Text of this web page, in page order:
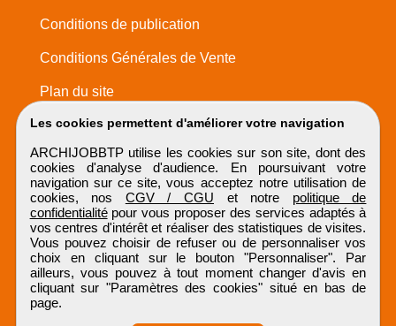
Les cookies permettent d'améliorer votre navigation
ARCHIJOBBTP utilise les cookies sur son site, dont des
cookies d'analyse d'audience. En poursuivant votre
navigation sur ce site, vous acceptez notre utilisation de
cookies, nos CGV / CGU et notre politique de
confidentialitépour vous proposer des services adaptés à
vos centres d'intérêt et réaliser des statistiques de visites.
Vous pouvez choisir de refuser ou de personnaliser vos
choix en cliquant sur le bouton "Personnaliser". Par
ailleurs, vous pouvez à tout moment changer d'avis en
cliquant sur "Paramètres des cookies" situé en bas de
page.
Conditions de publication
Conditions Générales de Vente
Plan du site